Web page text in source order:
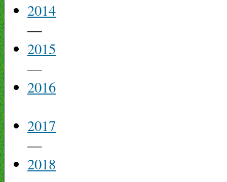
2014
—
2015
—
2016
2017
—
2018